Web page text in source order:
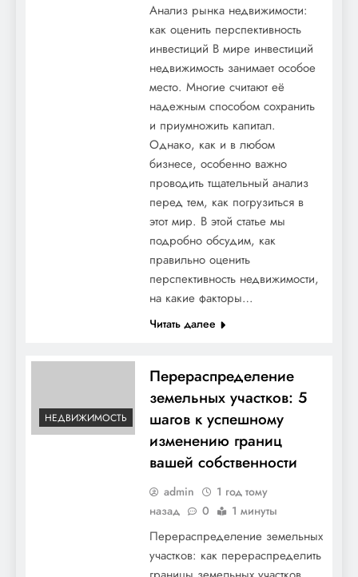
Анализ рынка недвижимости:
как оценить перспективность
инвестиций В мире инвестиций
недвижимость занимает особое
место. Многие считают её
надежным способом сохранить
и приумножить капитал.
Однако, как и в любом
бизнесе, особенно важно
проводить тщательный анализ
перед тем, как погрузиться в
этот мир. В этой статье мы
подробно обсудим, как
правильно оценить
перспективность недвижимости,
на какие факторы…
Читать далее
НЕДВИЖИМОСТЬ
Перераспределение
земельных участков: 5
шагов к успешному
изменению границ
вашей собственности
admin
1 год тому
назад
0 1 минуты
Перераспределение земельных
участков: как перераспределить